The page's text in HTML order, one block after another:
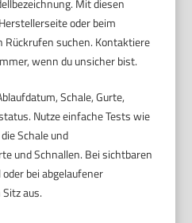
Mit diesen
oder beim
suchen. Kontaktiere
wenn du unsicher bist.
Schale, Gurte,
Nutze einfache Tests wie
Schale und
und Schnallen. Bei sichtbaren
bei abgelaufener
aus.